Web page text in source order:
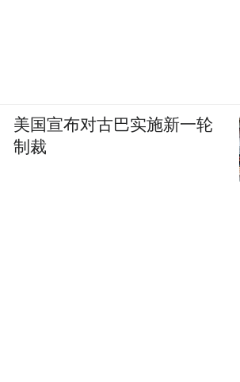
美国宣布对古巴实施新一轮
制裁